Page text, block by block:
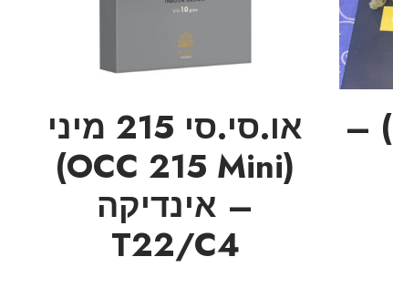
או.ניל (O'neil) –
או.סי.סי 215 מיני
(OCC 215 Mini)
– אינדיקה
T22/C4